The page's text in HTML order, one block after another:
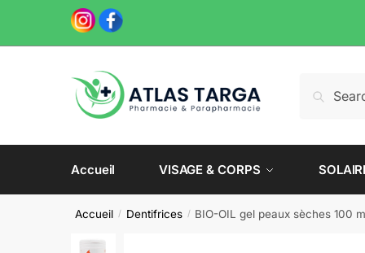
navigation
content
pour :
Accueil VISAGE & CORPS
Accueil / Dentifrices / BIO-OIL gel peaux sèches 100